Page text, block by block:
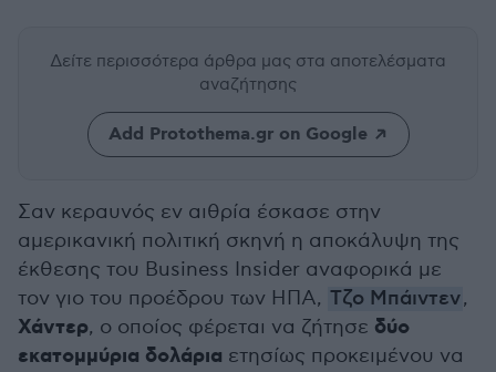
Δείτε περισσότερα άρθρα μας στα αποτελέσματα
αναζήτησης
Add Protothema.gr on Google
Σαν κεραυνός εν αιθρία έσκασε στην
αμερικανική πολιτική σκηνή η αποκάλυψη της
έκθεσης του Business Insider αναφορικά με
τον γιο του προέδρου των ΗΠΑ, Τζο Μπάιντεν,
Χάντερ, ο οποίος φέρεται να ζήτησε δύο
εκατομμύρια δολάρια ετησίως προκειμένου να